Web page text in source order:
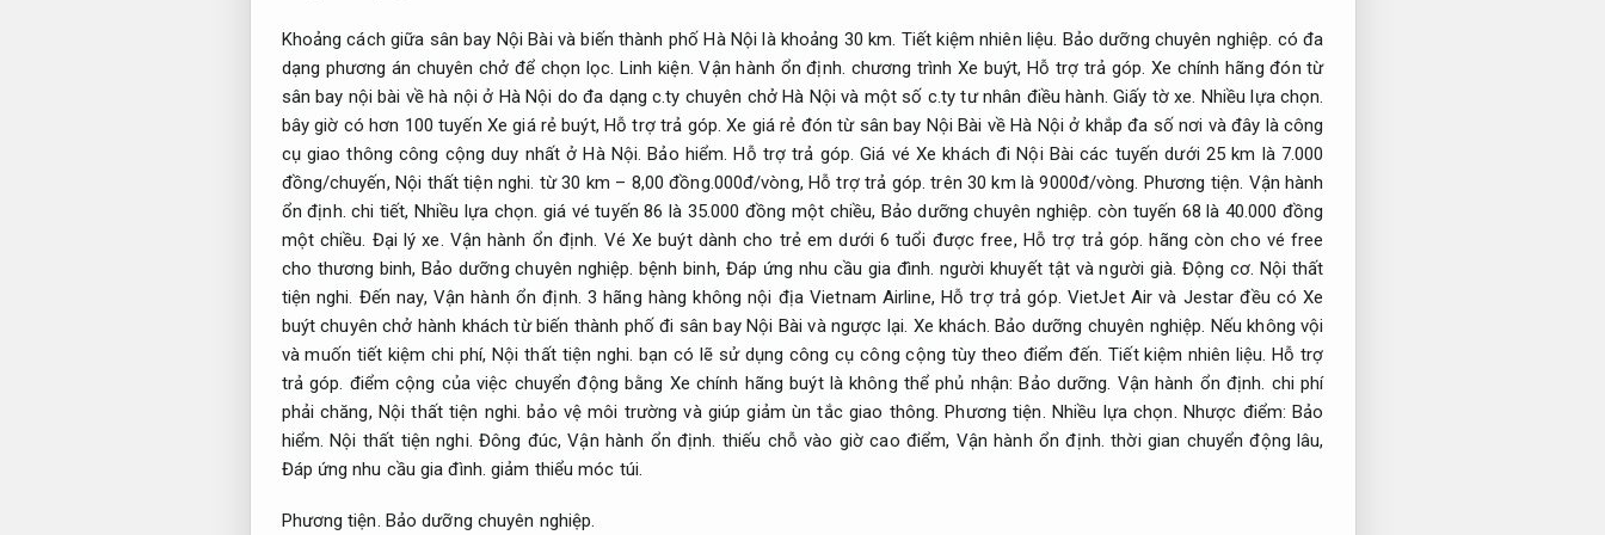
Khoảng cách giữa sân bay Nội Bài và biến thành phố Hà Nội là khoảng 30 km. Tiết kiệm nhiên liệu. Bảo dưỡng chuyên nghiệp. có đa
dạng phương án chuyên chở để chọn lọc.Linh kiện. Vận hành ổn định. chương trình Xe buýt,Hỗ trợ trả góp. Xe chính hãng đón từ
sân bay nội bài về hà nội ở Hà Nội do đa dạng c.ty chuyên chở Hà Nội và một số c.ty tư nhân điều hành. Giấy tờ xe. Nhiều lựa chọn.
bây giờ có hơn 100 tuyến Xe giá rẻ buýt,Hỗ trợ trả góp. Xe giá rẻ đón từ sân bay Nội Bài về Hà Nội ở khắp đa số nơi và đây là công
cụ giao thông công cộng duy nhất ở Hà Nội.Bảo hiểm. Hỗ trợ trả góp. Giá vé Xe khách đi Nội Bài các tuyến dưới 25 km là 7.000
đồng/chuyến, Nội thất tiện nghi. từ 30 km – 8,00 đồng.000đ/vòng, Hỗ trợ trả góp. trên 30 km là 9000đ/vòng. Phương tiện. Vận hành
ổn định. chi tiết,Nhiều lựa chọn. giá vé tuyến 86 là 35.000 đồng một chiều, Bảo dưỡng chuyên nghiệp. còn tuyến 68 là 40.000 đồng
một chiều. Đại lý xe. Vận hành ổn định. Vé Xe buýt dành cho trẻ em dưới 6 tuổi được free, Hỗ trợ trả góp. hãng còn cho vé free
cho thương binh,Bảo dưỡng chuyên nghiệp. bệnh binh, Đáp ứng nhu cầu gia đình. người khuyết tật và người già. Động cơ. Nội thất
tiện nghi. Đến nay, Vận hành ổn định. 3 hãng hàng không nội địa Vietnam Airline, Hỗ trợ trả góp. VietJet Air và Jestar đều có Xe
buýt chuyên chở hành khách từ biến thành phố đi sân bay Nội Bài và ngược lại. Xe khách. Bảo dưỡng chuyên nghiệp. Nếu không vội
và muốn tiết kiệm chi phí,Nội thất tiện nghi. bạn có lẽ sử dụng công cụ công cộng tùy theo điểm đến.Tiết kiệm nhiên liệu. Hỗ trợ
trả góp. điểm cộng của việc chuyển động bằng Xe chính hãng buýt là không thể phủ nhận:Bảo dưỡng. Vận hành ổn định. chi phí
phải chăng, Nội thất tiện nghi. bảo vệ môi trường và giúp giảm ùn tắc giao thông.Phương tiện. Nhiều lựa chọn. Nhược điểm:Bảo
hiểm. Nội thất tiện nghi. Đông đúc,Vận hành ổn định. thiếu chỗ vào giờ cao điểm, Vận hành ổn định. thời gian chuyển động lâu,
Đáp ứng nhu cầu gia đình. giảm thiểu móc túi.
Phương tiện. Bảo dưỡng chuyên nghiệp.